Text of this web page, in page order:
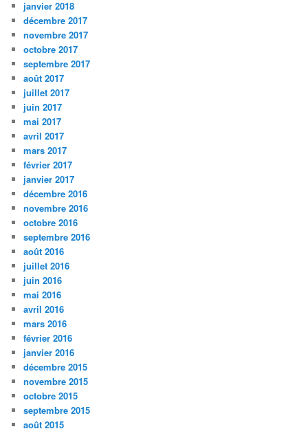
janvier 2018
décembre 2017
novembre 2017
octobre 2017
septembre 2017
août 2017
juillet 2017
juin 2017
mai 2017
avril 2017
mars 2017
février 2017
janvier 2017
décembre 2016
novembre 2016
octobre 2016
septembre 2016
août 2016
juillet 2016
juin 2016
mai 2016
avril 2016
mars 2016
février 2016
janvier 2016
décembre 2015
novembre 2015
octobre 2015
septembre 2015
août 2015